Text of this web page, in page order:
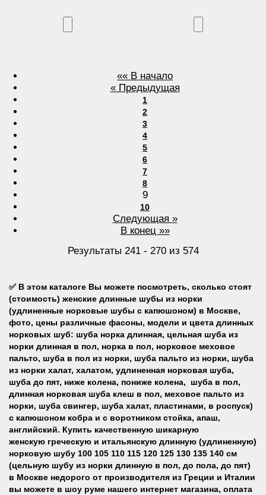
«« В начало
« Предыдущая
1
2
3
4
5
6
7
8
9
10
Следующая »
В конец »»
Результаты 241 - 270 из 574
✅ В этом каталоге Вы можете посмотреть, сколько стоят
(стоимость) женские длинные шубы из норки
(удлиненные норковые шубы с капюшоном) в Москве,
фото, цены различные фасоны, модели и цвета длинных
норковых шуб: шуба норка длинная, цельная шуба из
норки длинная в пол, норка в пол, норковое меховое
пальто, шуба в пол из норки, шуба пальто из норки, шуба
из норки халат, халатом, удлиненная норковая шуба,
шуба до пят, ниже колена, пониже колена, шуба в пол,
длинная норковая шуба клеш в пол, меховое пальто из
норки, шуба свингер, шуба халат, пластинами, в роспуск)
с капюшоном кобра и с воротником стойка, апаш,
английский. Купить качественную шикарную
женскую греческую и итальянскую длинную (удлиненную)
норковую шубу 100 105 110 115 120 125 130 135 140 см
(цельную шубу из норки длинную в пол, до пола, до пят)
в Москве недорого от производителя из Греции и Италии
вы можете в шоу руме нашего интернет магазина, оплата